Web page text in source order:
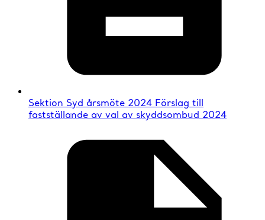
Sektion Syd årsmöte 2024 Förslag till
fastställande av val av skyddsombud 2024